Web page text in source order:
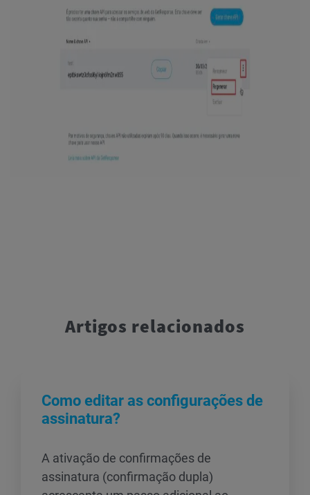
Artigos relacionados
Como editar as configurações de
assinatura?
A ativação de confirmações de
assinatura (confirmação dupla)